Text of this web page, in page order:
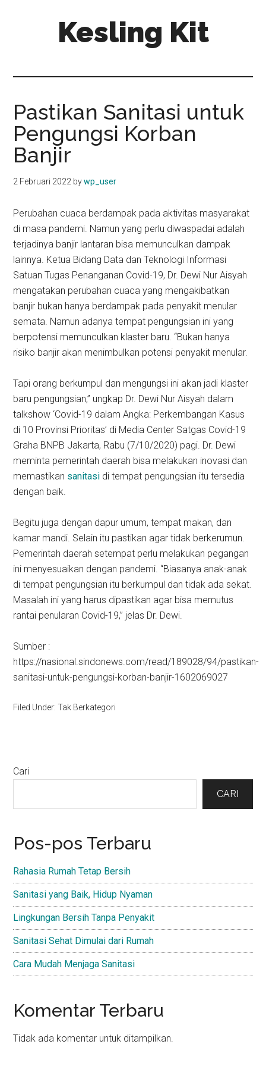
Kesling Kit
Pastikan Sanitasi untuk
Pengungsi Korban
Banjir
2 Februari 2022 bywp_user
Perubahan cuaca berdampak pada aktivitas masyarakat
di masa pandemi. Namun yang perlu diwaspadai adalah
terjadinya banjir lantaran bisa memunculkan dampak
lainnya. Ketua Bidang Data dan Teknologi Informasi
Satuan Tugas Penanganan Covid-19, Dr. Dewi Nur Aisyah
mengatakan perubahan cuaca yang mengakibatkan
banjir bukan hanya berdampak pada penyakit menular
semata. Namun adanya tempat pengungsian ini yang
berpotensi memunculkan klaster baru. “Bukan hanya
risiko banjir akan menimbulkan potensi penyakit menular.
Tapi orang berkumpul dan mengungsi ini akan jadi klaster
baru pengungsian,” ungkap Dr. Dewi Nur Aisyah dalam
talkshow ‘Covid-19 dalam Angka: Perkembangan Kasus
di 10 Provinsi Prioritas’ di Media Center Satgas Covid-19
Graha BNPB Jakarta, Rabu (7/10/2020) pagi. Dr. Dewi
meminta pemerintah daerah bisa melakukan inovasi dan
memastikan sanitasi di tempat pengungsian itu tersedia
dengan baik.
Begitu juga dengan dapur umum, tempat makan, dan
kamar mandi. Selain itu pastikan agar tidak berkerumun.
Pemerintah daerah setempat perlu melakukan pegangan
ini menyesuaikan dengan pandemi. “Biasanya anak-anak
di tempat pengungsian itu berkumpul dan tidak ada sekat.
Masalah ini yang harus dipastikan agar bisa memutus
rantai penularan Covid-19,” jelas Dr. Dewi.
Sumber :
https://nasional.sindonews.com/read/189028/94/pastikan-
sanitasi-untuk-pengungsi-korban-banjir-1602069027
Filed Under: Tak Berkategori
Primary
Cari
CARI
Pos-pos Terbaru
Rahasia Rumah Tetap Bersih
Sanitasi yang Baik, Hidup Nyaman
Lingkungan Bersih Tanpa Penyakit
Sanitasi Sehat Dimulai dari Rumah
Cara Mudah Menjaga Sanitasi
Komentar Terbaru
Tidak ada komentar untuk ditampilkan.